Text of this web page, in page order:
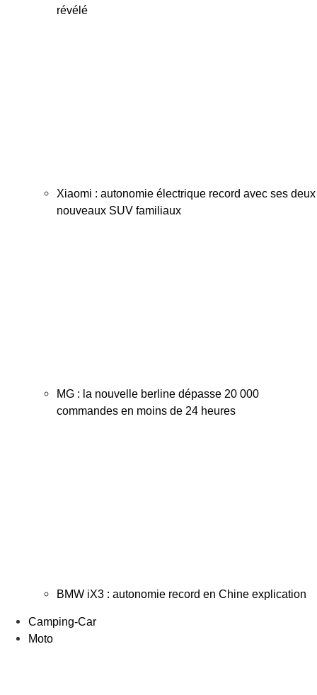
révélé
Xiaomi : autonomie électrique record avec ses deux
nouveaux SUV familiaux
MG : la nouvelle berline dépasse 20 000
commandes en moins de 24 heures
BMW iX3 : autonomie record en Chine explication
Camping-Car
Moto